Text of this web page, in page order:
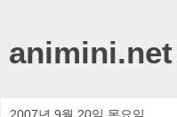
animini.net